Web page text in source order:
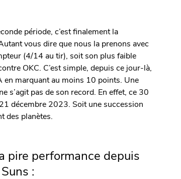
période, c’est finalement la
vous dire que nous la prenons avec
(4/14 au tir), soit son plus faible
OKC. C’est simple, depuis ce jour-là,
en marquant au moins 10 points. Une
s’agit pas de son record. En effet, ce 30
décembre 2023. Soit une succession
des planètes.
pire performance depuis
: